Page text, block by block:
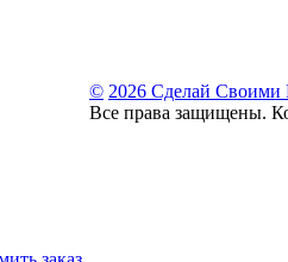
© 2026 Сделай Своими
Все права защищены.